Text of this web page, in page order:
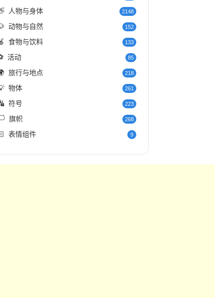
人物与身体 2148
动物与自然 152
食物与饮料 133
活动 85
旅行与地点 218
物体 261
符号 223
旗帜 268
表情组件 9